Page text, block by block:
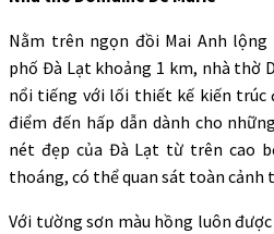
Nằm trên ngọn đồi Mai Anh
phố Đà Lạt khoảng 1 km, nhà thờ
nổi tiếng với lối thiết kế kiến trúc
điểm đến hấp dẫn dành cho
nét đẹp của Đà Lạt từ trên cao
thoáng, có thể quan sát toàn cảnh
Với tường sơn màu hồng luôn